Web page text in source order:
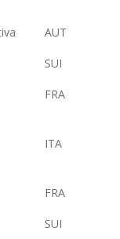
AUT
SUI
FRA
ITA
FRA
SUI